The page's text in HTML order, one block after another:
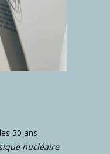
50 ans
nucléaire